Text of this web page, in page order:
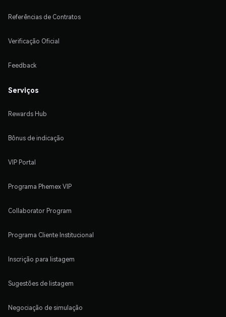
Referências de Contratos
Verificação Oficial
Feedback
Serviços
Rewards Hub
Bônus de indicação
VIP Portal
Programa Phemex VIP
Collaborator Program
Programa Cliente Institucional
Inscrição para listagem
Sugestões de listagem
Negociação de simulação